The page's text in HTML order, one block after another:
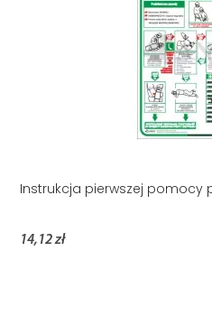
Instrukcja pierwszej pomocy
14,12 zł